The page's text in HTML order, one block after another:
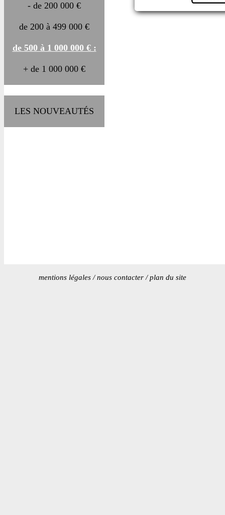
- de 200 000 €
de 200 à 499 000 €
de 500 à 1 000 000 € :
+ de 1 000 000 €
LES NOUVEAUTÉS
mentions légales /nous contacter /plan du site